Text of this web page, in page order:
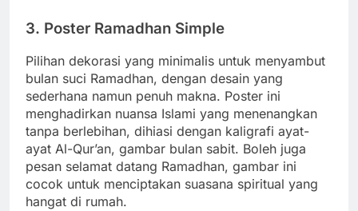
3. Poster Ramadhan Simple
Pilihan dekorasi yang minimalis untuk menyambut
bulan suci Ramadhan, dengan desain yang
sederhana namun penuh makna. Poster ini
menghadirkan nuansa Islami yang menenangkan
tanpa berlebihan, dihiasi dengan kaligrafi ayat-
ayat Al-Qur’an, gambar bulan sabit. Boleh juga
pesan selamat datang Ramadhan, gambar ini
cocok untuk menciptakan suasana spiritual yang
hangat di rumah.